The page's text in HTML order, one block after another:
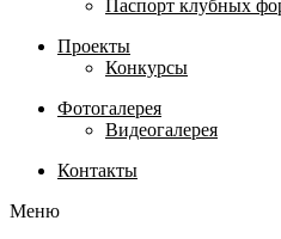
Паспорт клубных
Проекты
Конкурсы
Фотогалерея
Видеогалерея
Контакты
Меню